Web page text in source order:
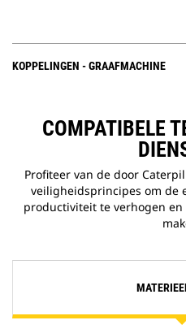
KOPPELINGEN - GRAAFMACHINE
COMPATIBELE
Profiteer van de door
veiligheidsprincipes om de
productiviteit te verhogen